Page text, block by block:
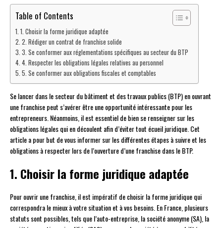
Table of Contents
1. Choisir la forme juridique adaptée
2. Rédiger un contrat de franchise solide
3. Se conformer aux réglementations spécifiques au secteur du BTP
4. Respecter les obligations légales relatives au personnel
5. Se conformer aux obligations fiscales et comptables
Se lancer dans le secteur du bâtiment et des travaux publics (BTP) en ouvrant
une franchise peut s’avérer être une opportunité intéressante pour les
entrepreneurs. Néanmoins, il est essentiel de bien se renseigner sur les
obligations légales qui en découlent afin d’éviter tout écueil juridique. Cet
article a pour but de vous informer sur les différentes étapes à suivre et les
obligations à respecter lors de l’ouverture d’une franchise dans le BTP.
1. Choisir la forme juridique adaptée
Pour ouvrir une franchise, il est impératif de choisir la forme juridique qui
correspondra le mieux à votre situation et à vos besoins. En France, plusieurs
statuts sont possibles, tels que l’auto-entreprise, la société anonyme (SA), la